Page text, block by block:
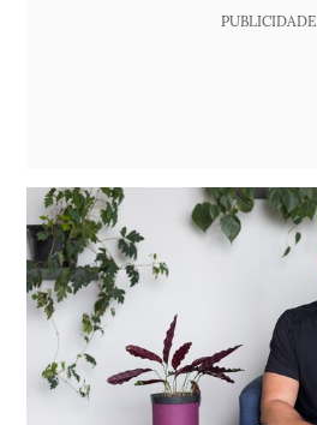
PUBLICIDADE